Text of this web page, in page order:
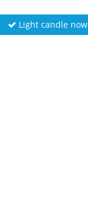
Light candle now